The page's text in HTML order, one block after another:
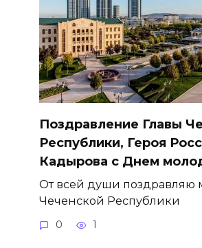
Поздравление Главы
Республики, Героя
Кадырова с Днем
От всей души поздравляю
Чеченской Республики
0 1